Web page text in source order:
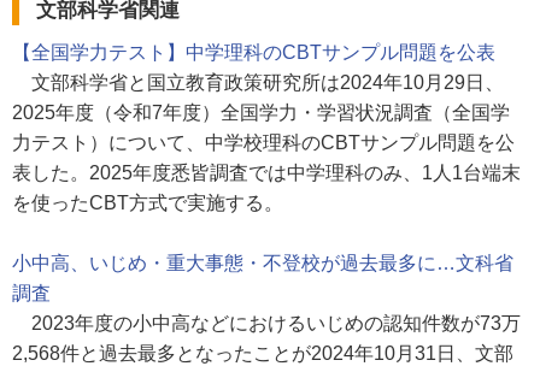
文部科学省関連
【全国学力テスト】中学理科のCBTサンプル問題を公表
文部科学省と国立教育政策研究所は2024年10月29日、
2025年度（令和7年度）全国学力・学習状況調査（全国学
力テスト）について、中学校理科のCBTサンプル問題を公
表した。2025年度悉皆調査では中学理科のみ、1人1台端末
を使ったCBT方式で実施する。
小中高、いじめ・重大事態・不登校が過去最多に…文科省
調査
2023年度の小中高などにおけるいじめの認知件数が73万
2,568件と過去最多となったことが2024年10月31日、文部